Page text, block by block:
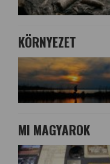
KÖRNYEZET
MI MAGYAROK